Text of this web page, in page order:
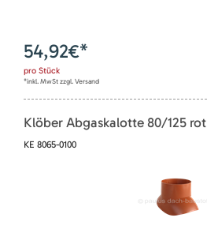
54,92€*
pro Stück
*inkl. MwSt zzgl. Versand
Klöber Abgaskalotte 80/125 rot
KE 8065-0100